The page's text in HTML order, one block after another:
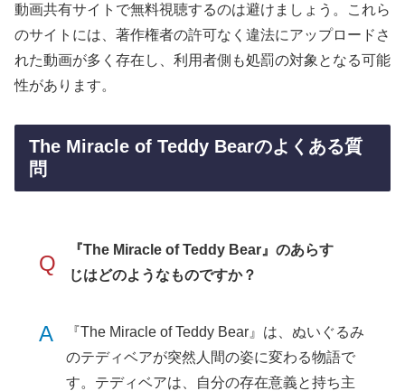
動画共有サイトで無料視聴するのは避けましょう。これら
のサイトには、著作権者の許可なく違法にアップロードさ
れた動画が多く存在し、利用者側も処罰の対象となる可能
性があります。
The Miracle of Teddy Bearのよくある質
問
Q
『The Miracle of Teddy Bear』のあらす
じはどのようなものですか？
A
『The Miracle of Teddy Bear』は、ぬいぐるみ
のテディベアが突然人間の姿に変わる物語で
す。テディベアは、自分の存在意義と持ち主